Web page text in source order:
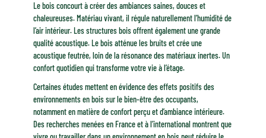
Le bois concourt à créer des ambiances saines, douces et
chaleureuses. Matériau vivant, il régule naturellement l’humidité de
l’air intérieur. Les structures bois offrent également une grande
qualité acoustique. Le bois atténue les bruits et crée une
acoustique feutrée, loin de la résonance des matériaux inertes. Un
confort quotidien qui transforme votre vie à l’étage.
Certaines études mettent en évidence des effets positifs des
environnements en bois sur le bien-être des occupants,
notamment en matière de confort perçu et d’ambiance intérieure.
Des recherches menées en France et à l’international montrent que